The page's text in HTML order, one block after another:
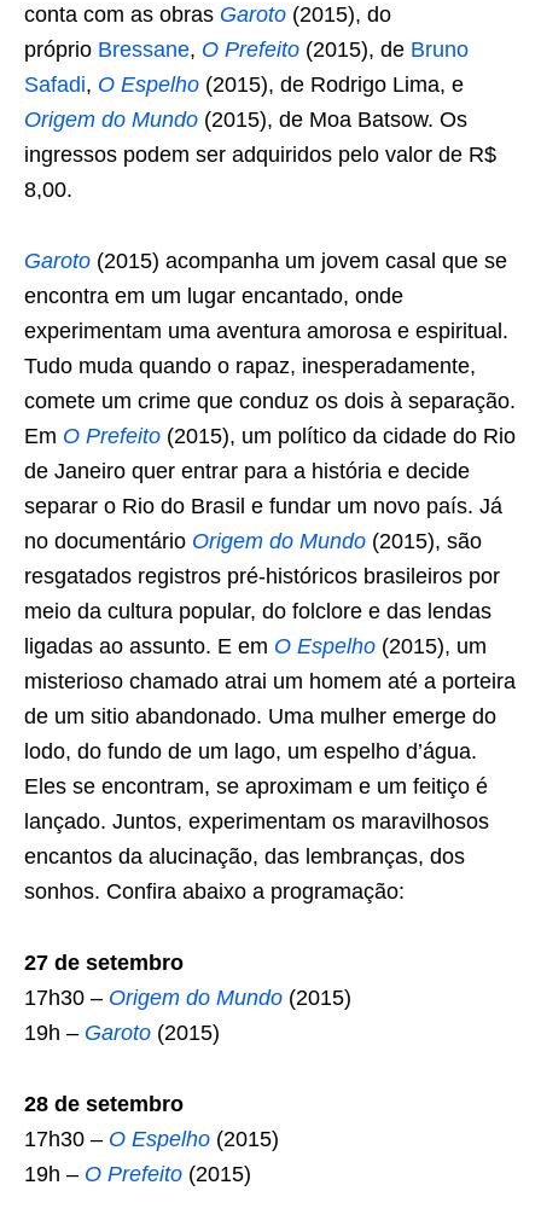
conta com as obras Garoto (2015), do
próprio Bressane, O Prefeito (2015), de Bruno
Safadi, O Espelho (2015), de Rodrigo Lima, e
Origem do Mundo (2015), de Moa Batsow. Os
ingressos podem ser adquiridos pelo valor de R$
8,00.
Garoto (2015) acompanha um jovem casal que se
encontra em um lugar encantado, onde
experimentam uma aventura amorosa e espiritual.
Tudo muda quando o rapaz, inesperadamente,
comete um crime que conduz os dois à separação.
Em O Prefeito (2015), um político da cidade do Rio
de Janeiro quer entrar para a história e decide
separar o Rio do Brasil e fundar um novo país. Já
no documentário Origem do Mundo (2015), são
resgatados registros pré-históricos brasileiros por
meio da cultura popular, do folclore e das lendas
ligadas ao assunto. E em O Espelho (2015), um
misterioso chamado atrai um homem até a porteira
de um sitio abandonado. Uma mulher emerge do
lodo, do fundo de um lago, um espelho d’água.
Eles se encontram, se aproximam e um feitiço é
lançado. Juntos, experimentam os maravilhosos
encantos da alucinação, das lembranças, dos
sonhos. Confira abaixo a programação:
27 de setembro
17h30 – Origem do Mundo (2015)
19h – Garoto (2015)
28 de setembro
17h30 – O Espelho (2015)
19h – O Prefeito (2015)